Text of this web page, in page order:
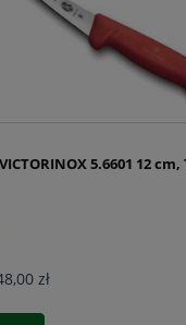
5.6601 12 cm,
zł